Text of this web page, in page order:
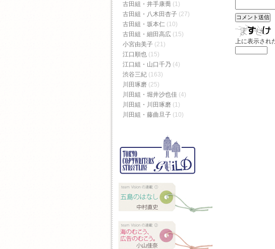
上に表示され
古田組・井手康喬 (1)
古田組・八木田杏子 (27)
古田組・坂本仁 (10)
古田組・細田高広 (15)
小宮由美子 (21)
江口順也 (15)
江口組・山口千乃 (4)
渋谷三紀 (163)
川田琢磨 (25)
川田組・堀井沙也佳 (4)
川田組・川田琢磨 (1)
川田組・藤曲旦子 (10)